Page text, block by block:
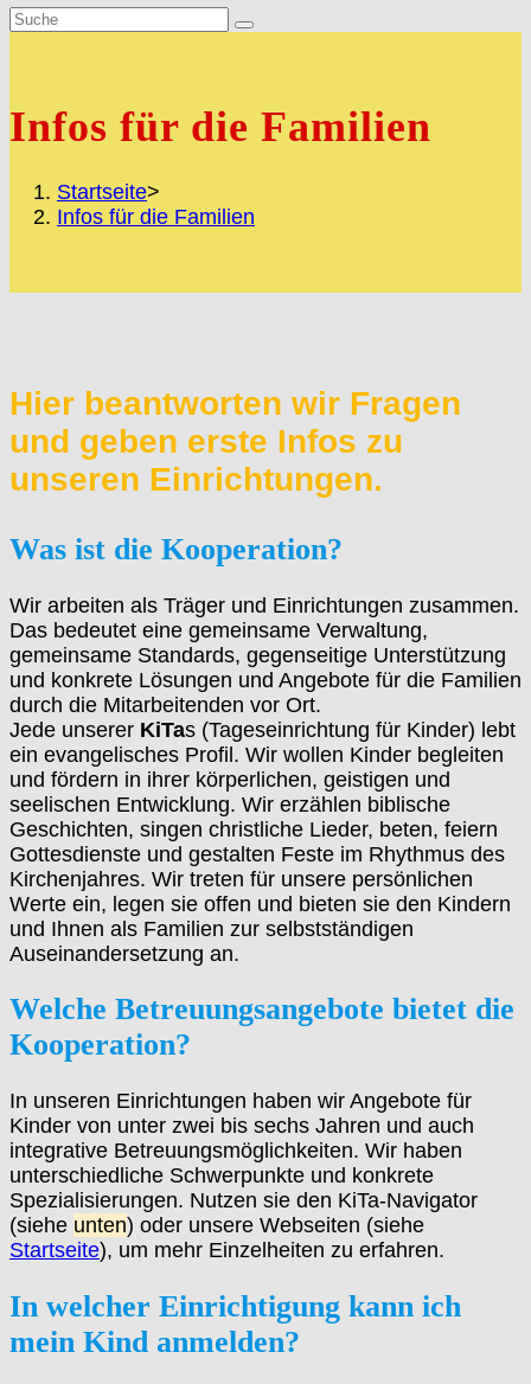
Infos für die Familien
Startseite>
Infos für die Familien
Hier beantworten wir Fragen
und geben erste Infos zu
unseren Einrichtungen.
Was ist die Kooperation?
Wir arbeiten als Träger und Einrichtungen zusammen.
Das bedeutet eine gemeinsame Verwaltung,
gemeinsame Standards, gegenseitige Unterstützung
und konkrete Lösungen und Angebote für die Familien
durch die Mitarbeitenden vor Ort.
Jede unserer KiTas (Tageseinrichtung für Kinder) lebt
ein evangelisches Profil. Wir wollen Kinder begleiten
und fördern in ihrer körperlichen, geistigen und
seelischen Entwicklung. Wir erzählen biblische
Geschichten, singen christliche Lieder, beten, feiern
Gottesdienste und gestalten Feste im Rhythmus des
Kirchenjahres. Wir treten für unsere persönlichen
Werte ein, legen sie offen und bieten sie den Kindern
und Ihnen als Familien zur selbstständigen
Auseinandersetzung an.
Welche Betreuungsangebote bietet die
Kooperation?
In unseren Einrichtungen haben wir Angebote für
Kinder von unter zwei bis sechs Jahren und auch
integrative Betreuungsmöglichkeiten. Wir haben
unterschiedliche Schwerpunkte und konkrete
Spezialisierungen. Nutzen sie den KiTa-Navigator
(siehe unten) oder unsere Webseiten (siehe
Startseite), um mehr Einzelheiten zu erfahren.
In welcher Einrichtigung kann ich
mein Kind anmelden?